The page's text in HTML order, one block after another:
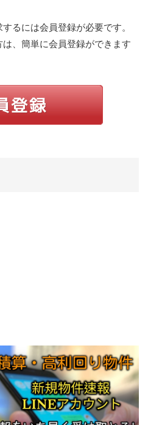
るには会員登録が必要です。
、簡単に会員登録ができます